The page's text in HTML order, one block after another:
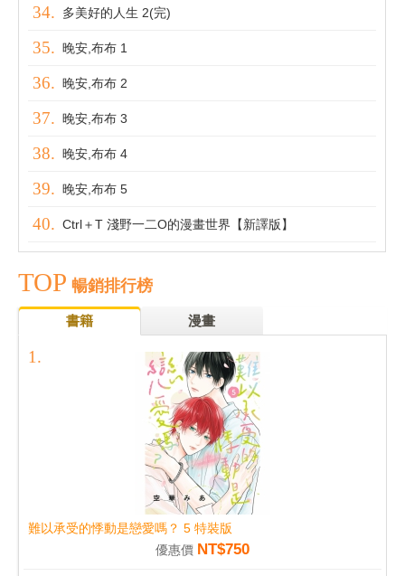
多美好的人生 2(完)
晚安,布布 1
晚安,布布 2
晚安,布布 3
晚安,布布 4
晚安,布布 5
Ctrl＋T 淺野一二O的漫畫世界【新譯版】
TOP 暢銷排行榜
書籍 漫畫
難以承受的悸動是戀愛嗎？ 5 特裝版
優惠價 NT$750